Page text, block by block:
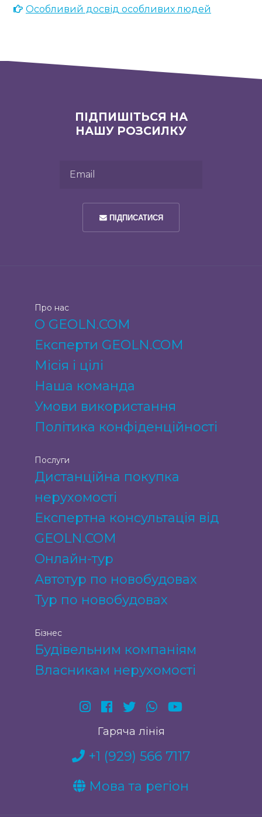
Особливий досвід особливих людей
ПІДПИШІТЬСЯ НА
НАШУ РОЗСИЛКУ
ПІДПИСАТИСЯ
Про нас
О GEOLN.COM
Експерти GEOLN.COM
Місія і цілі
Наша команда
Умови використання
Політика конфіденційності
Послуги
Дистанційна покупка
нерухомості
Експертна консультація від
GEOLN.COM
Онлайн-тур
Автотур по новобудовах
Тур по новобудовах
Бізнес
Будівельним компаніям
Власникам нерухомості
Гаряча лінія
+1 (929) 566 7117
Мова та регіон